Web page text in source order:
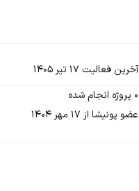
آخرین فعالیت 17 تیر 1405
0 پروژه انجام شده
عضو پونیشا از 17 مهر 1404